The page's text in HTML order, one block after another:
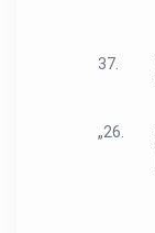
37.
„26.